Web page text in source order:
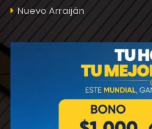
Nuevo Arraiján